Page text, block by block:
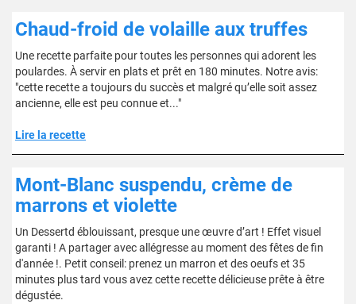
Chaud-froid de volaille aux truffes
Une recette parfaite pour toutes les personnes qui adorent les
poulardes. À servir en plats et prêt en 180 minutes. Notre avis:
"cette recette a toujours du succès et malgré qu’elle soit assez
ancienne, elle est peu connue et..."
Lire la recette
Mont-Blanc suspendu, crème de
marrons et violette
Un Dessertd éblouissant, presque une œuvre d’art ! Effet visuel
garanti ! A partager avec allégresse au moment des fêtes de fin
d'année !. Petit conseil: prenez un marron et des oeufs et 35
minutes plus tard vous avez cette recette délicieuse prête à être
dégustée.